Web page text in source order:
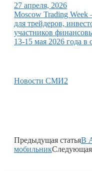
27 апреля, 2026
Moscow Trading
для трейдеров,
участников
13-15 мая 2026 года
Новости СМИ2
Предыдущая статьяВ
мобильникСледующая